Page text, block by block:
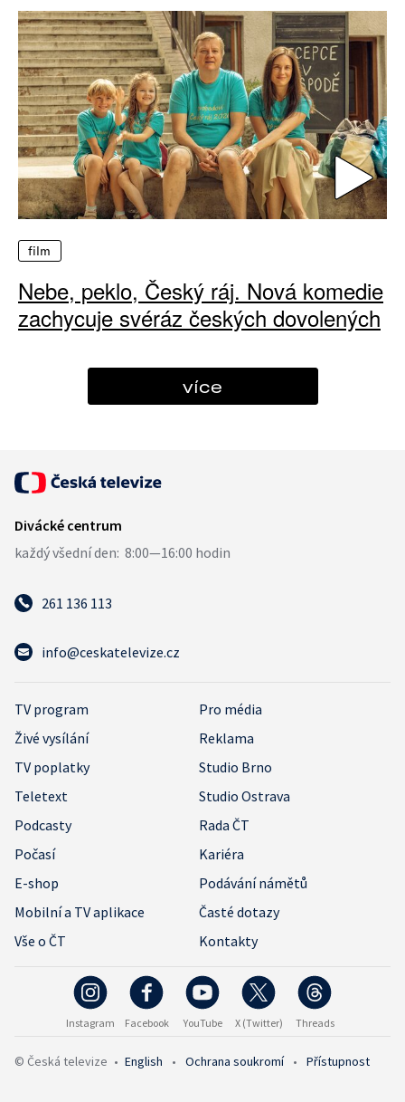
film
Nebe, peklo, Český ráj. Nová komedie
zachycuje svéráz českých dovolených
více
261 136 113
info@ceskatelevize.cz
TV program
Pro média
Živé vysílání
Reklama
TV poplatky
Studio Brno
Teletext
Studio Ostrava
Podcasty
Rada ČT
Počasí
Kariéra
E-shop
Podávání námětů
Mobilní a TV aplikace
Časté dotazy
Vše o ČT
Kontakty
Instagram Facebook YouTube X (Twitter) Threads
© Česká televize • English • Ochrana soukromí • Přístupnost